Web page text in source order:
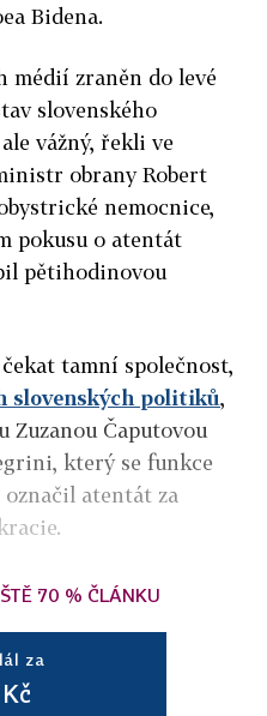
Bidena.
médií zraněn do levé
slovenského
vážný, řekli ve
obrany Robert
nemocnice,
pokusu o atentát
pětihodinovou
tamní společnost,
slovenských politiků,
Zuzanou Čaputovou
který se funkce
atentát za
70 % ČLÁNKU
za